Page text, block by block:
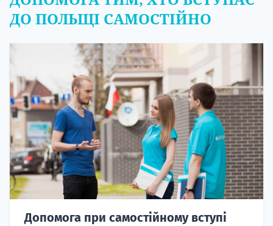
ДО ПОЛЬЩІ САМОСТІЙНО
Допомога при самостійному вступі